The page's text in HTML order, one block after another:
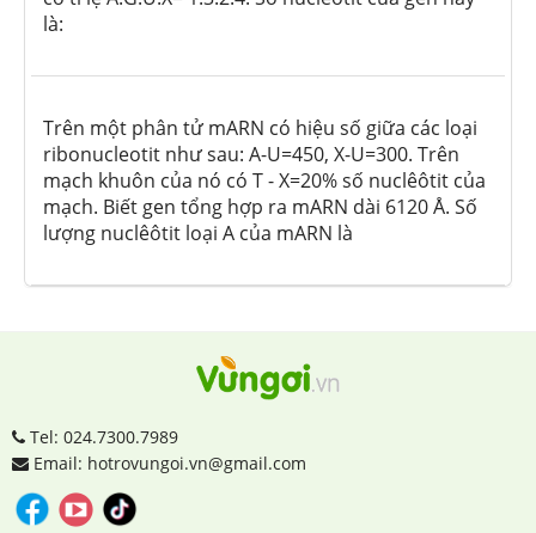
là:
Trên một phân tử mARN có hiệu số giữa các loại
ribonucleotit như sau: A-U=450, X-U=300. Trên
mạch khuôn của nó có T - X=20% số nuclêôtit của
mạch. Biết gen tổng hợp ra mARN dài 6120Å. Số
lượng nuclêôtit loại A của mARN là
Tel: 024.7300.7989
Email: hotrovungoi.vn@gmail.com